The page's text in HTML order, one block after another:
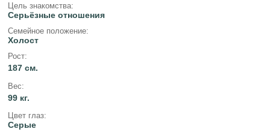
Цель знакомства:
Серьёзные отношения
Семейное положение:
Холост
Рост:
187 см.
Вес:
99 кг.
Цвет глаз:
Серые